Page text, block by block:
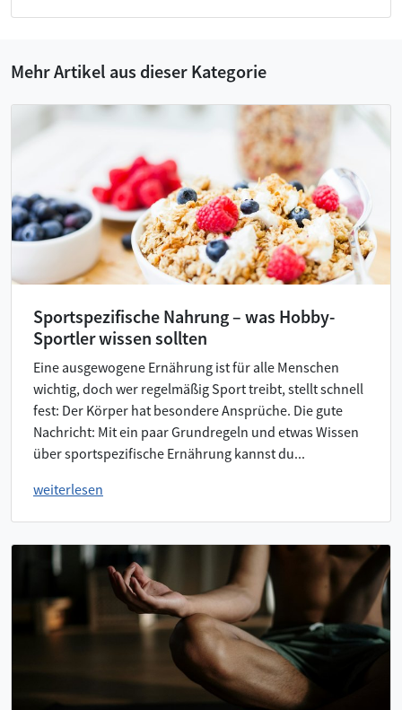
Mehr Artikel aus dieser Kategorie
Sportspezifische Nahrung – was Hobby-
Sportler wissen sollten
Eine ausgewogene Ernährung ist für alle Menschen
wichtig, doch wer regelmäßig Sport treibt, stellt schnell
fest: Der Körper hat besondere Ansprüche. Die gute
Nachricht: Mit ein paar Grundregeln und etwas Wissen
über sportspezifische Ernährung kannst du...
weiterlesen